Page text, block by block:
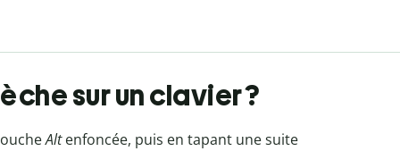
sur un clavier ?
Altenfoncée, puis en tapant une suite